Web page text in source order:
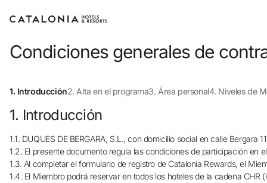
Condiciones generales de
1. Introducción2. Alta en el programa3. Área personal4. Niveles de
1. Introducción
1.1. DUQUES DE BERGARA, S.L., con domicilio social en calle
1.2. El presente documento regula las condiciones de participación en
1.3. Al completar el formulario de registro de Catalonia Rewards, el
1.4. El Miembro podrá reservar en todos los hoteles de la cadena